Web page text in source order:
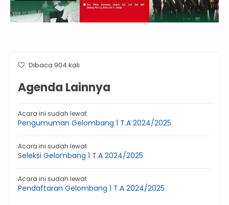
Dibaca 904 kali
Agenda Lainnya
Acara ini sudah lewat
Pengumuman Gelombang 1 T.A 2024/2025
Acara ini sudah lewat
Seleksi Gelombang 1 T.A 2024/2025
Acara ini sudah lewat
Pendaftaran Gelombang 1 T.A 2024/2025